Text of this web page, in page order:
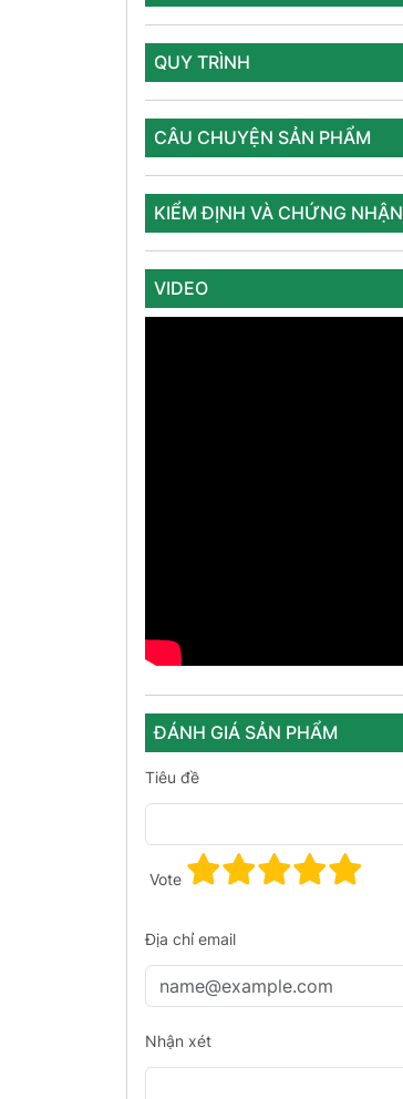
QUY TRÌNH
CÂU CHUYỆN SẢN PHẨM
KIỂM ĐỊNH VÀ CHỨNG NHẬN
VIDEO
ĐÁNH GIÁ SẢN PHẨM
Tiêu đề
Vote
Địa chỉ email
Nhận xét